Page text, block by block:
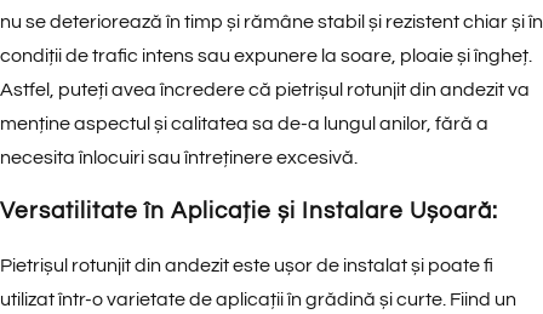
nu se deteriorează în timp și rămâne stabil și rezistent chiar și în
condiții de trafic intens sau expunere la soare, ploaie și îngheț.
Astfel, puteți avea încredere că pietrișul rotunjit din andezit va
menține aspectul și calitatea sa de-a lungul anilor, fără a
necesita înlocuiri sau întreținere excesivă.
Versatilitate în Aplicație și Instalare Ușoară:
Pietrișul rotunjit din andezit este ușor de instalat și poate fi
utilizat într-o varietate de aplicații în grădină și curte. Fiind un